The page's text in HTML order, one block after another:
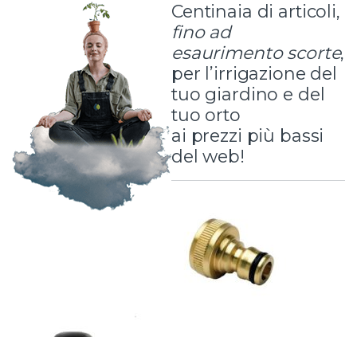
Centinaia di articoli,
fino ad
esaurimento scorte,
per l’irrigazione del
tuo giardino e del
tuo orto
ai prezzi più bassi
del web!